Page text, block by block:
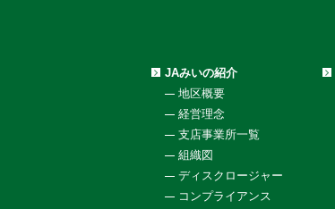
JAみいの紹介
地区概要
経営理念
支店事業所一覧
組織図
ディスクロージャー
コンプライアンス